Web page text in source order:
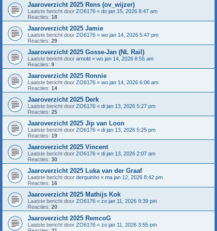
Jaaroverzicht 2025 Rens (ov_wijzer)
Laatste bericht door ZO6176 « do jan 15, 2026 8:47 am
Reacties: 18
Jaaroverzicht 2025 Jamie
Laatste bericht door ZO6176 « wo jan 14, 2026 5:47 pm
Reacties: 29
Jaaroverzicht 2025 Gosse-Jan (NL Rail)
Laatste bericht door arnold « wo jan 14, 2026 8:55 am
Reacties: 9
Jaaroverzicht 2025 Ronnie
Laatste bericht door ZO6176 « wo jan 14, 2026 6:06 am
Reacties: 14
Jaaroverzicht 2025 Derk
Laatste bericht door ZO6176 « di jan 13, 2026 5:27 pm
Reacties: 25
Jaaroverzicht 2025 Jip van Loon
Laatste bericht door ZO6176 « di jan 13, 2026 5:25 pm
Reacties: 19
Jaaroverzicht 2025 Vincent
Laatste bericht door ZO6176 « di jan 13, 2026 2:07 am
Reacties: 30
Jaaroverzicht 2025 Luka van der Graaf
Laatste bericht door derquinho « ma jan 12, 2026 8:42 pm
Reacties: 16
Jaaroverzicht 2025 Mathijs Kok
Laatste bericht door ZO6176 « zo jan 11, 2026 9:39 pm
Reacties: 20
Jaaroverzicht 2025 RemcoG
Laatste bericht door ZO6176 « zo jan 11, 2026 3:55 pm